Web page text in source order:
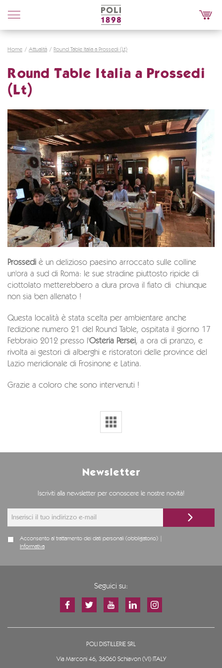
Poli
Distillerie
Home Attualità Round Table Italia a Prossedi (Lt)
Round Table Italia a Prossedi
(Lt)
Prossedi è un delizioso paesino arroccato sulle colline
un'ora a sud di Roma: le sue stradine piuttosto ripide di
ciottolato metterebbero a dura prova il fiato di chiunque
non sia ben allenato !
Questa località è stata scelta per ambientare anche
l'edizione numero 21 del Round Table, ospitata il giorno 17
Febbraio 2012 presso l'Osteria Persei, a ora di pranzo, e
rivolta ai gestori di alberghi e ristoratori delle province del
Lazio meridionale di Frosinone e Latina.
Grazie a coloro che sono intervenuti !
Newsletter
Iscriviti alla newsletter per conoscere le nostre novità!
Acconsento al trattamento dei dati personali (obbligatorio) |
Informativa
Seguici su:
POLI DISTILLERIE SRL
Via Marconi 46, 36060 Schiavon (VI) ITALY